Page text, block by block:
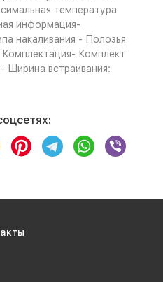
температура
информация-
накаливания - Полозья
Комплект
Ширина встраивания: